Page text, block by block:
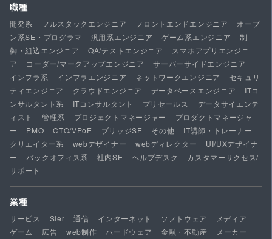
職種
開発系 フルスタックエンジニア フロントエンドエンジニア
オープ
ン系SE・プログラマ
汎用系エンジニア ゲーム系エンジニア
制
御・組込エンジニア
QA/テストエンジニア
スマホアプリエンジニ
ア
コーダー/マークアップエンジニア
サーバーサイドエンジニア
インフラ系
インフラエンジニア ネットワークエンジニア
セキュリ
ティエンジニア
クラウドエンジニア データベースエンジニア
ITコ
ンサルタント系
ITコンサルタント プリセールス
データサイエンテ
ィスト
管理系 プロジェクトマネージャー
プロダクトマネージャ
ー
PMO CTO/VPoE ブリッジSE その他
IT講師・トレーナー
クリエイター系
webデザイナー webディレクター
UI/UXデザイナ
ー
バックオフィス系 社内SE ヘルプデスク
カスタマーサクセス/
サポート
業種
サービス SIer 通信 インターネット ソフトウェア
メディア
ゲーム
広告 web制作 ハードウェア 金融・不動産
メーカー